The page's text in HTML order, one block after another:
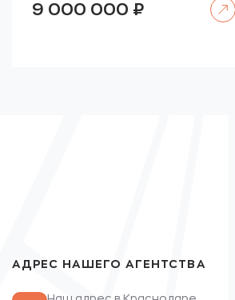
9 000 000 ₽
АДРЕС НАШЕГО АГЕНТСТВА